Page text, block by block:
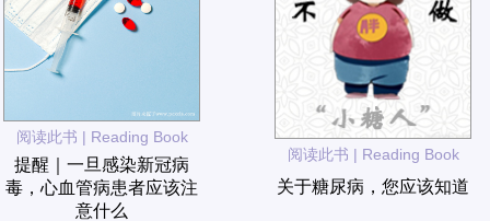
阅读此书 | Reading Book
提醒｜一旦感染新冠病
毒，心血管病患者应该注
意什么
阅读此书 | Reading Book
关于糖尿病，您应该知道